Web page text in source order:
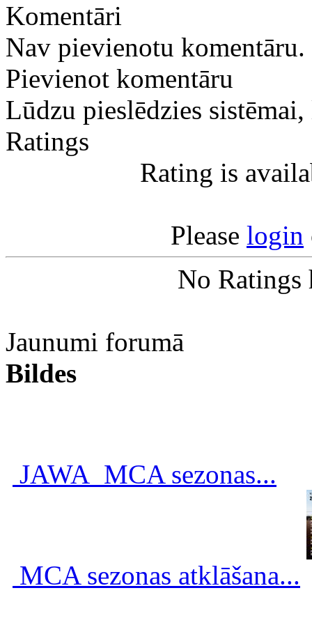
Komentāri
Nav pievienotu komentāru.
Pievienot komentāru
Lūdzu pieslēdzies
Ratings
Rating is
Please login
No Ratings
Jaunumi forumā
Bildes
JAWA_MCA sezonas...
MCA sezonas atklāšana...